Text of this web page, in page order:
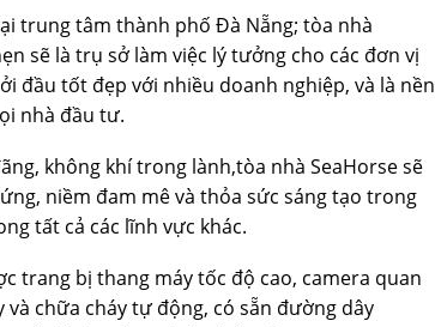
trung tâm thành phố Đà Nẵng; tòa nhà
sẽ là trụ sở làm việc lý tưởng cho các đơn vị
đầu tốt đẹp với nhiều doanh nghiệp, và là nền
nhà đầu tư.
không khí trong lành,tòa nhà SeaHorse sẽ
niềm đam mê và thỏa sức sáng tạo trong
tất cả các lĩnh vực khác.
trang bị thang máy tốc độ cao, camera quan
và chữa cháy tự động, có sẵn đường dây